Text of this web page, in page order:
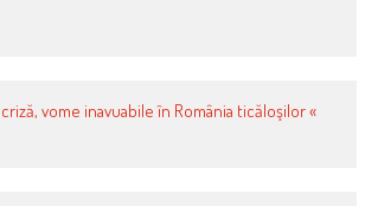
vome inavuabile în România ticăloşilor «